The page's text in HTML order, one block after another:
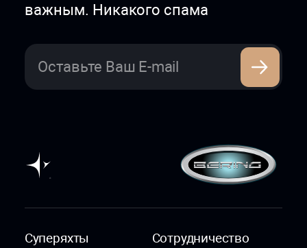
важным. Никакого спама
Суперяхты Сотрудничество